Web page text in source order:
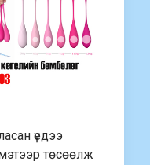
үедээ
төсөөлж